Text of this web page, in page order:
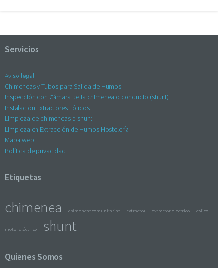
Servicios
Aviso legal
Chimeneas y Tubos para Salida de Humos
Inspección con Cámara de la chimenea o conducto (shunt)
Instalación Extractores Eólicos
Limpieza de chimeneas o shunt
Limpieza en Extracción de Humos Hostelería
Mapa web
Política de privacidad
Etiquetas
chimenea chimeneas comunitarias extractor extractor electrico eólico
motor eléctrico shunt
Quienes Somos